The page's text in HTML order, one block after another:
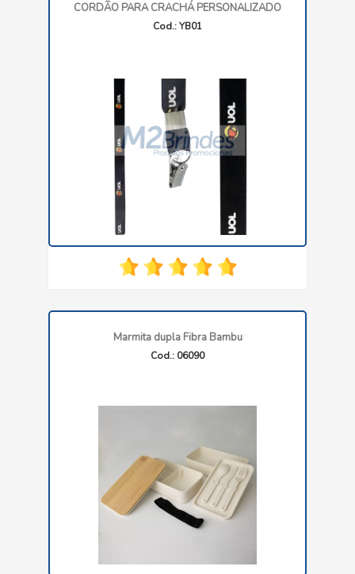
CORDÃO PARA CRACHÁ PERSONALIZADO
Cod.: YB01
Marmita dupla Fibra Bambu
Cod.: 06090